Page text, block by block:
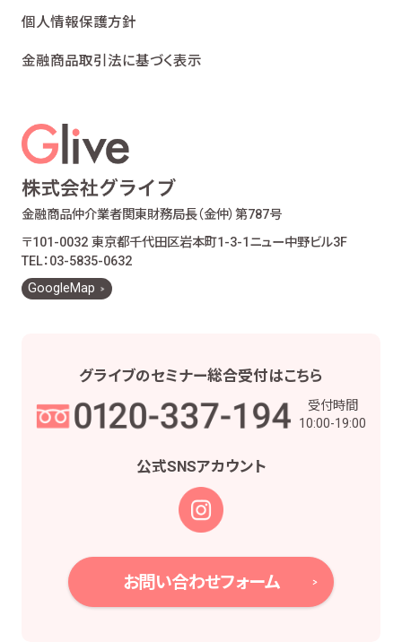
金融商品仲介業における有価証券・金融商品の
提携会社の金融商品の勧誘・販売、サービスの
供の妥当性を判断するため
お客様ご本人であること又はご本人の代理人で
あることを確認するため
お客様に対し、お取引結果、お預り残高などの報
お客様とのお取引に関する事務を行うため
お客様との契約や法律等に基づく権利の行使や
義務の履行のため
ため
一部について委託された場合等において、委託
お取引先との打合せ、情報提供・連絡、お取引先
の皆様から委託された業務の遂行等を行うため
当社株主様及び当社株式の管理業務、株主様又
は会社による権利の行使・義務の履行、及び法
令に基づく書面・記録・データの作成のため
役職員の給与の計算・支払、人事管理業務のた
め
金融商品仲介業者関東財務局長（金仲）第787号
〒101-0032 東京都千代田区岩本町1-3-1 ニュー中野ビル3F
TEL：03-5835-0632
GoogleMap
個人情報保護方針
金融商品取引法に基づく表示
グライブのセミナー総合受付はこちら
受付時間
10:00-19:00
公式SNSアカウント
お問い合わせフォーム